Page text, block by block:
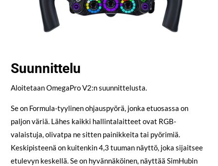
Suunnittelu
Aloitetaan OmegaPro V2:n suunnittelusta.
Se on Formula-tyylinen ohjauspyörä, jonka etuosassa on
paljon väriä. Lähes kaikki hallintalaitteet ovat RGB-
valaistuja, olivatpa ne sitten painikkeita tai pyörimiä.
Keskipisteenä on kuitenkin 4,3 tuuman näyttö, joka sijaitsee
etulevyn keskellä. Se on hyvännäköinen, näyttää SimHubin